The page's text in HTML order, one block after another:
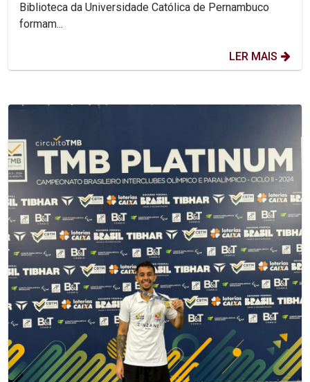
Biblioteca da Universidade Católica de Pernambuco
formam...
LER MAIS